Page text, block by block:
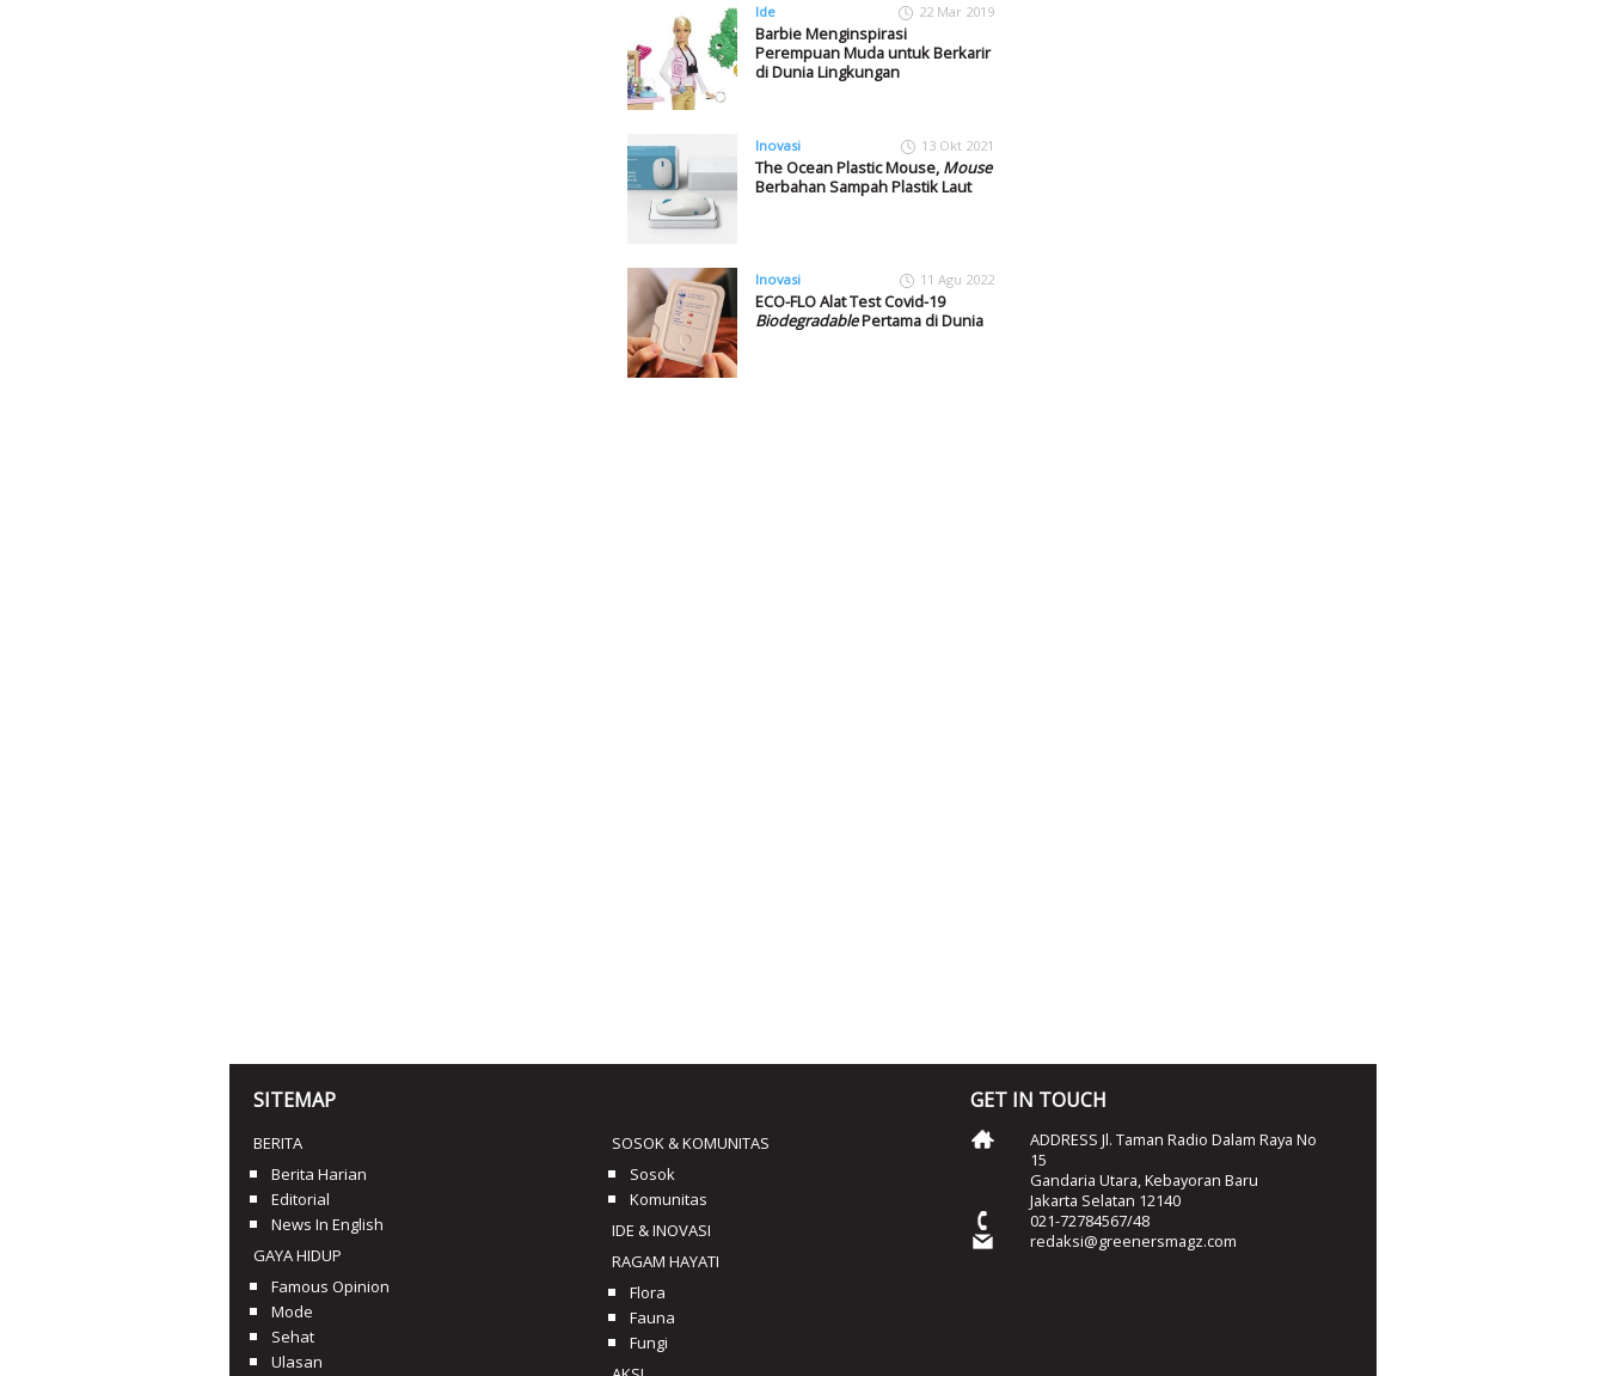
Ide 22 Mar 2019
Barbie Menginspirasi
Perempuan Muda untuk Berkarir
di Dunia Lingkungan
Inovasi 13 Okt 2021
The Ocean Plastic Mouse, Mouse
Berbahan Sampah Plastik Laut
Inovasi 11 Agu 2022
ECO-FLO Alat Test Covid-19
BiodegradablePertama di Dunia
SITEMAP
BERITA
Berita Harian
Editorial
News In English
GAYA HIDUP
Famous Opinion
Mode
Sehat
Ulasan
SOSOK & KOMUNITAS
Sosok
Komunitas
IDE & INOVASI
RAGAM HAYATI
Flora
Fauna
Fungi
GET IN TOUCH
ADDRESS Jl. Taman Radio Dalam Raya No
15
Gandaria Utara, Kebayoran Baru
Jakarta Selatan 12140
021-72784567/48
redaksi@greenersmagz.com